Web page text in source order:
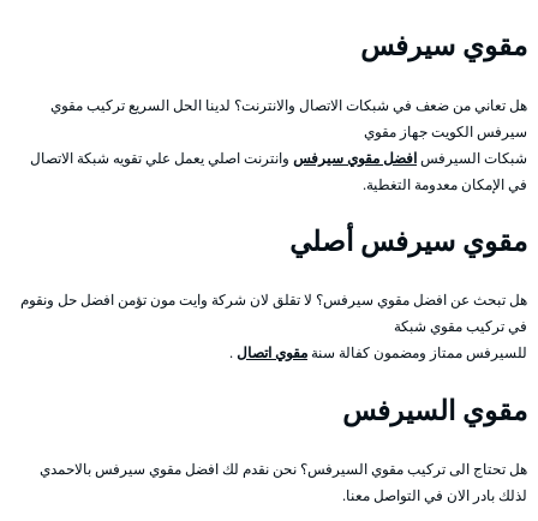
مقوي سيرفس
هل تعاني من ضعف في شبكات الاتصال والانترنت؟ لدينا الحل السريع تركيب مقوي
سيرفس الكويت جهاز مقوي
شبكات السيرفسافضل مقوي سيرفس وانترنت اصلي يعمل علي تقويه شبكة الاتصال
في الإمكان معدومة التغطية.
مقوي سيرفس أصلي
هل تبحث عن افضل مقوي سيرفس؟ لا تقلق لان شركة وايت مون تؤمن افضل حل ونقوم
في تركيب مقوي شبكة
للسيرفس ممتاز ومضمون كفالة سنةمقوي اتصال.
مقوي السيرفس
هل تحتاج الى تركيب مقوي السيرفس؟ نحن نقدم لك افضل مقوي سيرفس بالاحمدي
لذلك بادر الان في التواصل معنا.